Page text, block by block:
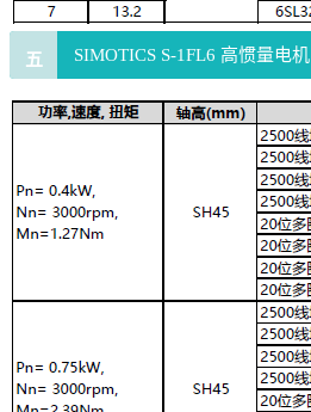
五 SIMOTICS S-1FL6 高惯量电机